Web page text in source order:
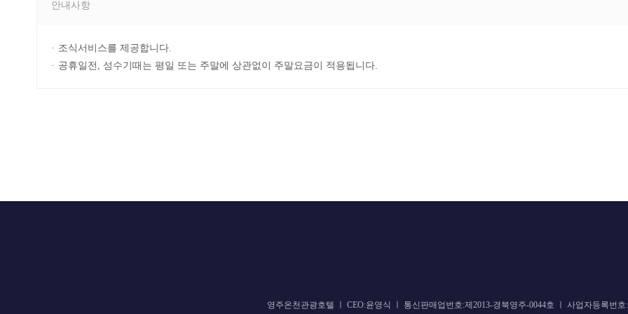
안내사항
조식서비스를 제공합니다.
공휴일전, 성수기때는 평일 또는 주말에 상관없이 주말요금이 적용됩니다.
영주온천관광호텔 ㅣ CEO:윤영식 ㅣ 통신판매업번호:제2013-경북영주-0044호 ㅣ 사업자등록번호